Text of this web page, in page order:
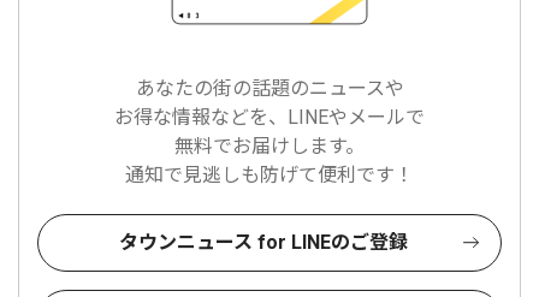
あなたの街の話題のニュースや
お得な情報などを、LINEやメールで
無料でお届けします。
通知で見逃しも防げて便利です！
タウンニュース for LINEのご登録